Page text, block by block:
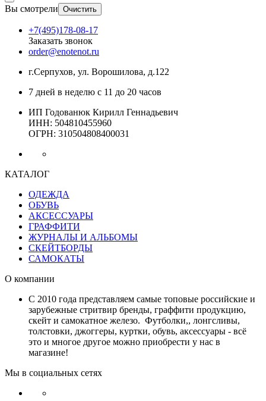
Вы смотрели Очистить
+7(495)178-08-17
Заказать звонок
order@enotenot.ru
г.Серпухов, ул. Ворошилова, д.122
7 дней в неделю с 11 до 20 часов
ИП Годованюк Кирилл Геннадьевич
ИНН: 504810455960
ОГРН: 310504808400031
КАТАЛОГ
ОДЕЖДА
ОБУВЬ
АКСЕССУАРЫ
ГРАФФИТИ
ЖУРНАЛЫ И АЛЬБОМЫ
СКЕЙТБОРДЫ
САМОКАТЫ
О компании
С 2010 года представляем самые топовые российские и
зарубежные стритвир бренды, граффити продукцию,
скейт и самокатное железо. Футболки,, лонгсливы,
толстовки, джоггеры, куртки, обувь, аксессуары - всё
это и многое другое можно приобрести у нас в
магазине!
Мы в социальных сетях